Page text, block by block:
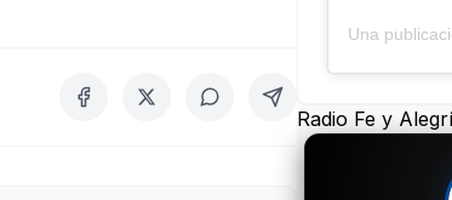
Radio Fe y